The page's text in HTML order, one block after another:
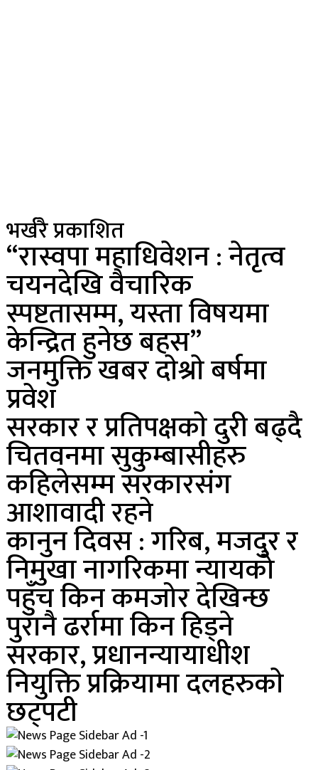
भर्खरै प्रकाशित
“रास्वपा महाधिवेशन : नेतृत्व
चयनदेखि वैचारिक
स्पष्टतासम्म, यस्ता विषयमा
केन्द्रित हुनेछ बहस”
जनमुक्ति खबर दाेश्राे बर्षमा
प्रवेश
सरकार र प्रतिपक्षकाे दुरी बढ्दै
चितवनमा सुकुम्बासीहरु
कहिलेसम्म सरकारसंग
आशावादी रहने
कानुन दिवस : गरिब, मजदुर र
निमुखा नागरिकमा न्यायको
पहुँच किन कमजोर देखिन्छ
पुरानै ढर्रामा किन हिड्ने
सरकार, प्रधानन्यायाधीश
नियुक्ति प्रक्रियामा दलहरुकाे
छट्पटी